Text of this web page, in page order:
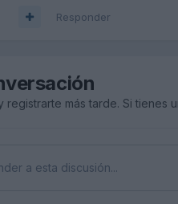
Responder
más tarde. Si tienes
a esta discusión...